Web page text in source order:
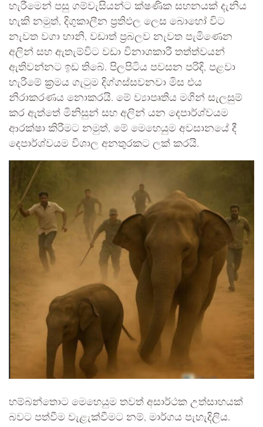
හැරීමෙන් පසු ගම්වැසියන්ට ක්ෂණික සහනයක් දැනිය
හැකි නමුත්, දිගුකාලීන ප්‍රතිඵල ලෙස බොහෝ විට
නැවත වගා හානි, වඩාත් ප්‍රබලව නැවත පැමිණෙන
අලින් සහ ඇතැම්විට වඩා විනාශකාරී තත්ත්වයන්
ඇතිවන්නට ඉඩ තිබේ. පිලපිටිය පවසන පරිදි, පළවා
හැරීමේ ක්‍රමය ගැටුම දිග්ගස්සවනවා මිස එය
නිරාකරණය නොකරයි. මේ ව්‍යාපෘතිය මගින් සැලසුම්
කර ඇත්තේ මිනිසුන් සහ අලින් යන දෙපාර්ශ්වයම
ආරක්ෂා කිරීමට නමුත්, මේ මෙහෙයුම අවසානයේ දී
දෙපාර්ශ්වයම විශාල අනතුරකට ලක් කරයි.
හම්බන්තොට මෙහෙයුම තවත් අසාර්ථක උත්සාහයක්
බවට පත්වීම වැළැක්වීමට නම්, මාර්ගය පැහැදිලිය.